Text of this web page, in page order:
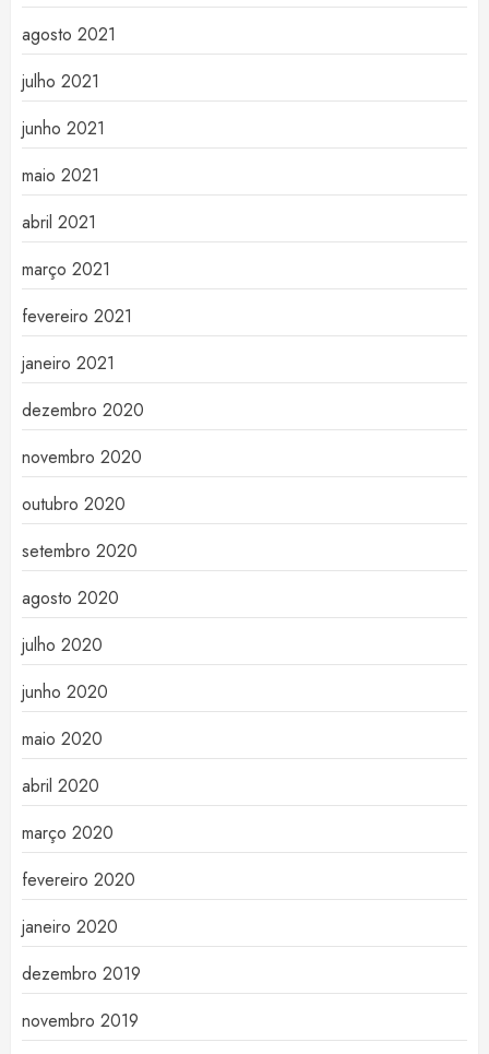
agosto 2021
julho 2021
junho 2021
maio 2021
abril 2021
março 2021
fevereiro 2021
janeiro 2021
dezembro 2020
novembro 2020
outubro 2020
setembro 2020
agosto 2020
julho 2020
junho 2020
maio 2020
abril 2020
março 2020
fevereiro 2020
janeiro 2020
dezembro 2019
novembro 2019